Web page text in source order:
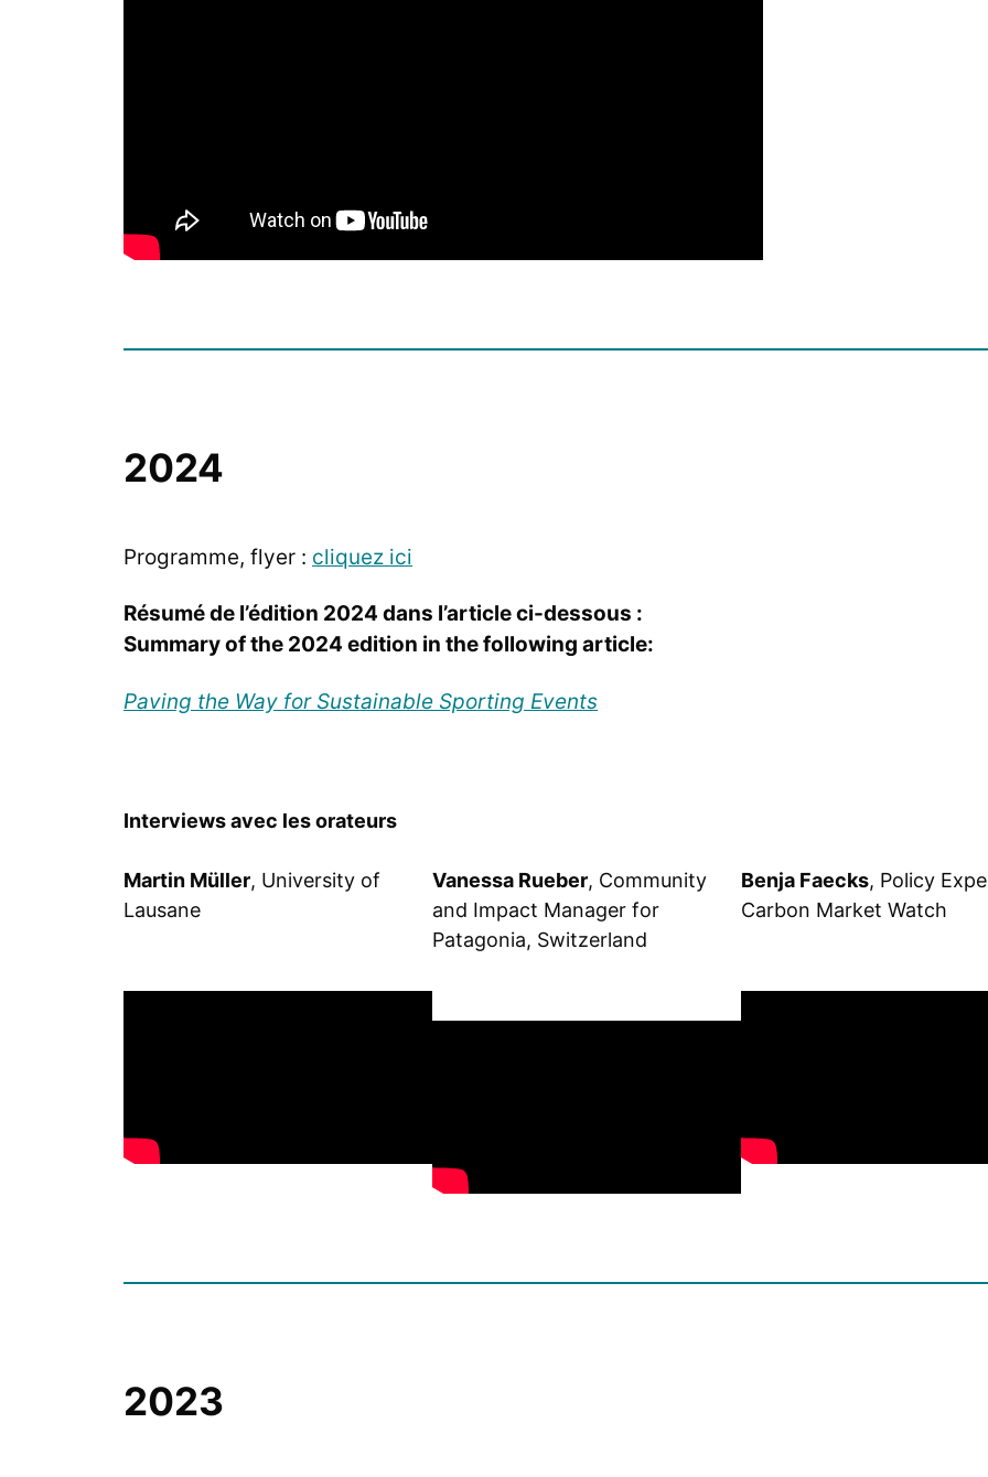
2024
Programme, flyer : cliquez ici
Résumé de l’édition 2024 dans l’article ci-dessous :
Summary of the 2024 edition in the following article:
Paving the Way for Sustainable Sporting Events
Interviews avec les orateurs
Martin Müller, University of
Lausane
Vanessa Rueber, Community
and Impact Manager for
Patagonia, Switzerland
Benja Faecks, Policy
Carbon Market Watch
2023